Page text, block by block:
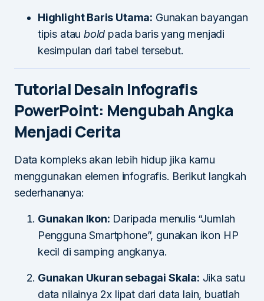
Highlight Baris Utama: Gunakan bayangan
tipis ataubold pada baris yang menjadi
kesimpulan dari tabel tersebut.
Tutorial Desain Infografis
PowerPoint: Mengubah Angka
Menjadi Cerita
Data kompleks akan lebih hidup jika kamu
menggunakan elemen infografis. Berikut langkah
sederhananya:
Gunakan Ikon: Daripada menulis “Jumlah
Pengguna Smartphone”, gunakan ikon HP
kecil di samping angkanya.
Gunakan Ukuran sebagai Skala: Jika satu
data nilainya 2x lipat dari data lain, buatlah